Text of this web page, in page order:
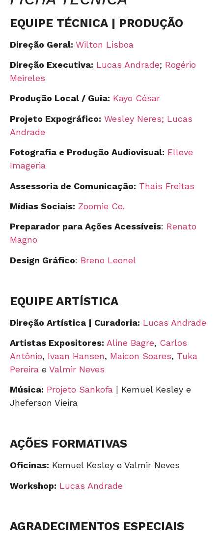
EQUIPE TÉCNICA | PRODUÇÃO
Direção Geral: Wilton Lisboa
Direção Executiva: Lucas Andrade; Rogério
Meireles
Produção Local / Guia: Kayo César
Projeto Expográfico: Wesley Neres; Lucas
Andrade
Fotografia e Produção Audiovisual: Elleve
Imageria
Assessoria de Comunicação: Thaís Freitas
Mídias Sociais: Zoomie Co.
Preparador para Ações Acessíveis: Renato
Magno
Design Gráfico: Breno Leonel
EQUIPE ARTÍSTICA
Direção Artística | Curadoria: Lucas Andrade
Artistas Expositores: Aline Bagre, Carlos
Antônio, Ivaan Hansen, Maicon Soares, Tuka
Pereira e Valmir Neves
Música: Projeto Sankofa | Kemuel Kesley e
Jheferson Vieira
AÇÕES FORMATIVAS
Oficinas: Kemuel Kesley e Valmir Neves
Workshop: Lucas Andrade
AGRADECIMENTOS ESPECIAIS